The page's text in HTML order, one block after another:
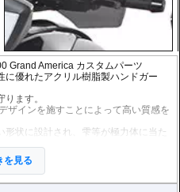
Grand America カスタムパーツ
に優れたアクリル樹脂製ハンドガー
ます。
ザインを施すことによって高い質感を
形状に設計され、雫等が極力体に当た
可能
を見る